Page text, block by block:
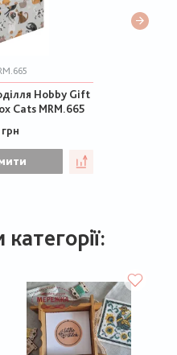
Hobby Gift
Cats MRM.665